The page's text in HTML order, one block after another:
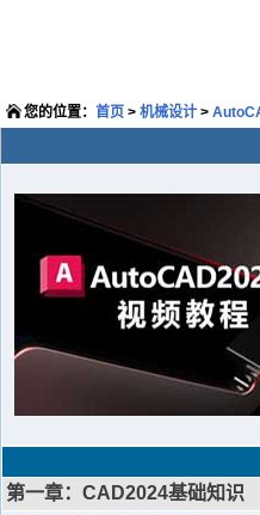
您的位置： 首页 > 机械设计 >
第一章：CAD2024基础知识